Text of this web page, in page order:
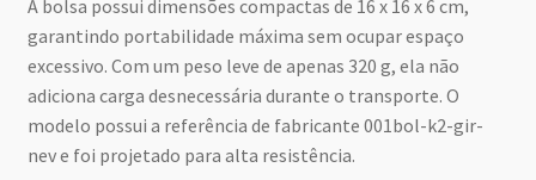
A bolsa possui dimensões compactas de 16 x 16 x 6 cm,
garantindo portabilidade máxima sem ocupar espaço
excessivo. Com um peso leve de apenas 320 g, ela não
adiciona carga desnecessária durante o transporte. O
modelo possui a referência de fabricante 001bol-k2-gir-
nev e foi projetado para alta resistência.